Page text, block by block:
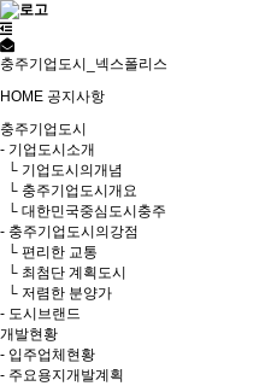
충주기업도시_넥스폴리스
HOME 공지사항
충주기업도시
- 기업도시소개
└ 기업도시의개념
└ 충주기업도시개요
└ 대한민국중심도시충주
- 충주기업도시의강점
└ 편리한 교통
└ 최첨단 계획도시
└ 저렴한 분양가
- 도시브랜드
개발현황
- 입주업체현황
- 주요용지개발계획